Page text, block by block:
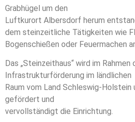
Grabhügel um den
Luftkurort Albersdorf herum
dem steinzeitliche Tätigkeiten wie
Bogenschießen oder Feuermachen
Das „Steinzeithaus“ wird im Rahmen
Infrastrukturförderung im ländlichen
Raum vom Land Schleswig-
gefördert und
vervollständigt die Einrichtung.